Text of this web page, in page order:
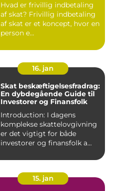
Hvad er frivillig indbetaling
af skat? Frivillig indbetaling
af skat er et koncept, hvor en
person e...
16. jan
Skat beskæftigelsesfradrag:
En dybdegående Guide til
Investorer og Finansfolk
Introduction: I dagens
komplekse skattelovgivning
er det vigtigt for både
investorer og finansfolk a...
15. jan